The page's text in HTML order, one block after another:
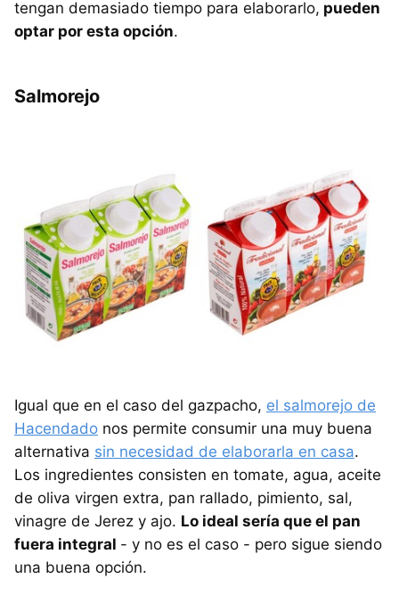
tengan demasiado tiempo para elaborarlo, pueden
optar por esta opción.
Salmorejo
Igual que en el caso del gazpacho, el salmorejo de
Hacendado nos permite consumir una muy buena
alternativa sin necesidad de elaborarla en casa.
Los ingredientes consisten en tomate, agua, aceite
de oliva virgen extra, pan rallado, pimiento, sal,
vinagre de Jerez y ajo. Lo ideal sería que el pan
fuera integral - y no es el caso - pero sigue siendo
una buena opción.